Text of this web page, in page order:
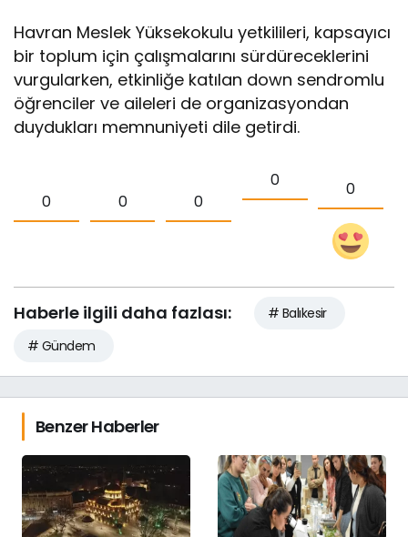
Havran Meslek Yüksekokulu yetkilileri, kapsayıcı
bir toplum için çalışmalarını sürdüreceklerini
vurgularken, etkinliğe katılan down sendromlu
öğrenciler ve aileleri de organizasyondan
duydukları memnuniyeti dile getirdi.
0 0 0
0 0
Haberle ilgili daha fazlası:
# Balıkesir
# Gündem
Benzer Haberler